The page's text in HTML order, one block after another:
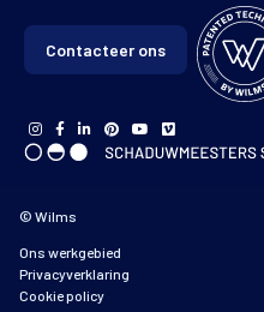
Contacteer ons
© Wilms
Ons werkgebied
Privacyverklaring
Cookie policy